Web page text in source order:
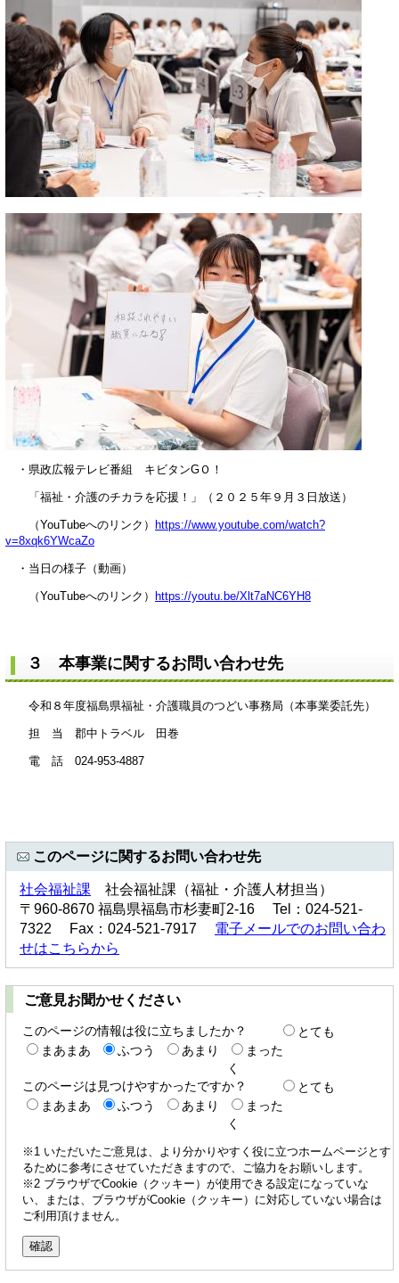
・県政広報テレビ番組 キビタンGＯ！
「福祉・介護のチカラを応援！」（２０２５年９月３日放送）
（YouTubeへのリンク）
https://www.youtube.com/watch?
v=8xqk6YWcaZo
・当日の様子（動画）
（YouTubeへのリンク） https://youtu.be/Xlt7aNC6YH8
３ 本事業に関するお問い合わせ先
令和８年度福島県福祉・介護職員のつどい事務局（本事業委託先）
担 当 郡中トラベル 田巻
電 話 024-953-4887
このページに関するお問い合わせ先
社会福祉課 社会福祉課（福祉・介護人材担当）
〒960-8670 福島県福島市杉妻町2-16 Tel：024-521-
7322 Fax：024-521-7917 電子メールでのお問い合わ
せはこちらから
ご意見お聞かせください
このページの情報は役に立ちましたか？
とても
まあまあ
ふつう あまり
まった
く
このページは見つけやすかったですか？
とても
まあまあ
ふつう あまり
まった
く
※1 いただいたご意見は、より分かりやすく役に立つホームページとす
るために参考にさせていただきますので、ご協力をお願いします。
※2 ブラウザでCookie（クッキー）が使用できる設定になっていな
い、または、ブラウザがCookie（クッキー）に対応していない場合は
ご利用頂けません。